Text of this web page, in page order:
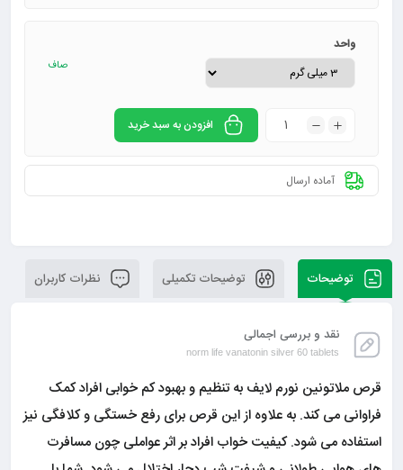
واحد
صاف
افزودن به سبد خرید
آماده ارسال
توضیحات توضیحات تکمیلی نظرات کاربران
نقد و بررسی اجمالی
norm life vanatonin silver 60 tablets
قرص ملاتونین نورم لایف به تنظیم و بهبود کم خوابی افراد کمک
فراوانی می کند. به علاوه از این قرص برای رفع خستگی و کلافگی نیز
استفاده می شود. کیفیت خواب افراد بر اثر عواملی چون مسافرت